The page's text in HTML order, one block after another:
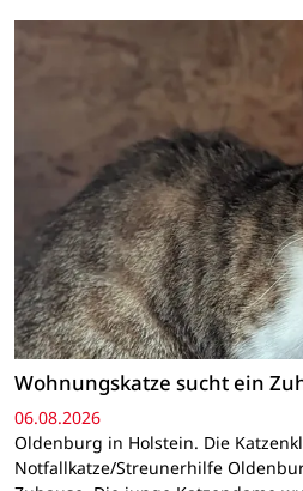
Wohnungskatze sucht ein
06.08.2026
Oldenburg in Holstein. Die
Notfallkatze/Streunerhilfe